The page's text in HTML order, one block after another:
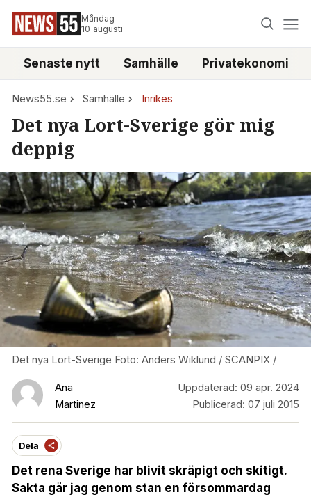
Måndag
10 augusti
Senaste nytt Samhälle Privatekonomi
News55.se Samhälle Inrikes
Det nya Lort-Sverige gör mig
deppig
Det nya Lort-Sverige Foto: Anders Wiklund / SCANPIX /
Ana
Martinez
Uppdaterad: 09 apr. 2024
Publicerad: 07 juli 2015
Dela
Det rena Sverige har blivit skräpigt och skitigt.
Sakta går jag genom stan en försommardag